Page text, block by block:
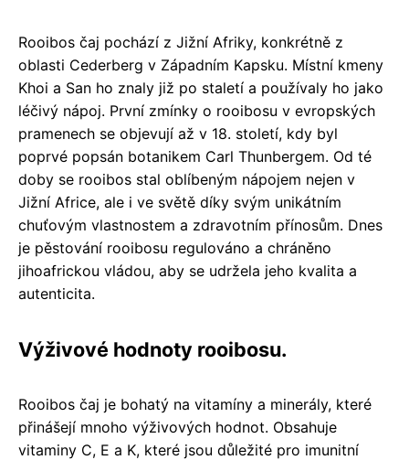
Rooibos čaj pochází z Jižní Afriky, konkrétně z
oblasti Cederberg v Západním Kapsku. Místní kmeny
Khoi a San ho znaly již po staletí a používaly ho jako
léčivý nápoj. První zmínky o rooibosu v evropských
pramenech se objevují až v 18. století, kdy byl
poprvé popsán botanikem Carl Thunbergem. Od té
doby se rooibos stal oblíbeným nápojem nejen v
Jižní Africe, ale i ve světě díky svým unikátním
chuťovým vlastnostem a zdravotním přínosům. Dnes
je pěstování rooibosu regulováno a chráněno
jihoafrickou vládou, aby se udržela jeho kvalita a
autenticita.
Výživové hodnoty rooibosu.
Rooibos čaj je bohatý na vitamíny a minerály, které
přinášejí mnoho výživových hodnot. Obsahuje
vitaminy C, E a K, které jsou důležité pro imunitní